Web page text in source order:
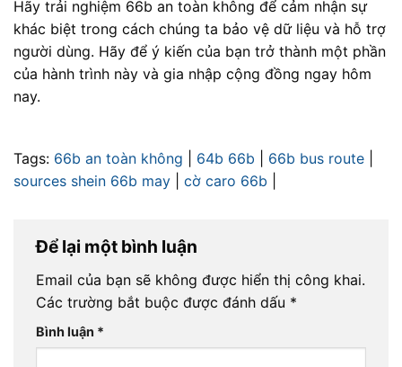
Hãy trải nghiệm 66b an toàn không để cảm nhận sự
khác biệt trong cách chúng ta bảo vệ dữ liệu và hỗ trợ
người dùng. Hãy để ý kiến của bạn trở thành một phần
của hành trình này và gia nhập cộng đồng ngay hôm
nay.
Tags: 66b an toàn không 64b 66b 66b bus route
sources shein 66b may
cờ caro 66b
Để lại một bình luận
Email của bạn sẽ không được hiển thị công khai.
Các trường bắt buộc được đánh dấu *
Bình luận *